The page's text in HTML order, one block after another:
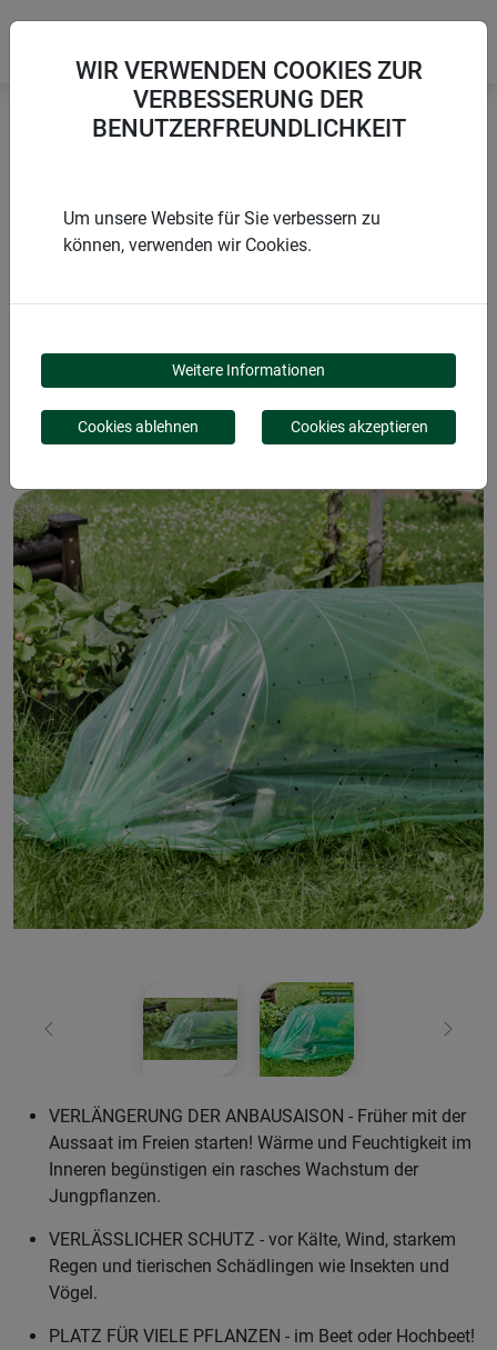
PRODUKTE
WACHSTUMSFOLIEN-
TUNNEL SET
Zurück Weiter
VERLÄNGERUNG DER ANBAUSAISON - Früher mit der
Aussaat im Freien starten! Wärme und Feuchtigkeit im
Inneren begünstigen ein rasches Wachstum der
Jungpflanzen.
VERLÄSSLICHER SCHUTZ - vor Kälte, Wind, starkem
Regen und tierischen Schädlingen wie Insekten und
Vögel.
PLATZ FÜR VIELE PFLANZEN - im Beet oder Hochbeet!
WIR VERWENDEN COOKIES ZUR
VERBESSERUNG DER
BENUTZERFREUNDLICHKEIT
Um unsere Website für Sie verbessern zu
können, verwenden wir Cookies.
Weitere Informationen
Cookies ablehnen Cookies akzeptieren